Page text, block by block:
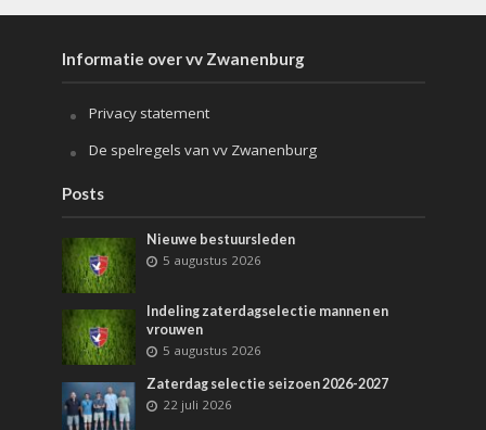
Informatie over vv Zwanenburg
Privacy statement
De spelregels van vv Zwanenburg
Posts
Nieuwe bestuursleden
5 augustus 2026
Indeling zaterdagselectie mannen en
vrouwen
5 augustus 2026
Zaterdag selectie seizoen 2026-2027
22 juli 2026